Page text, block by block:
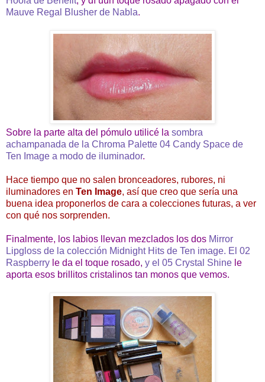
Mauve Regal Blusher de Nabla.
Sobre la parte alta del pómulo utilicé la sombra
achampanada de la Chroma Palette 04 Candy Space de
Ten Image a modo de iluminador.
Hace tiempo que no salen bronceadores, rubores, ni
iluminadores en Ten Image, así que creo que sería una
buena idea proponerlos de cara a colecciones futuras, a ver
con qué nos sorprenden.
Finalmente, los labios llevan mezclados los dos Mirror
Lipgloss de la colección Midnight Hits de Ten image. El 02
Raspberry le da el toque rosado, y el 05 Crystal Shine le
aporta esos brillitos cristalinos tan monos que vemos.